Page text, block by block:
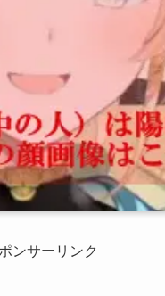
ンサーリンク